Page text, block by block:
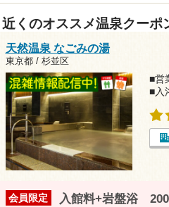
近くのオススメ温泉クーポ
天然温泉 なごみの湯
東京都 / 杉並区
■営
■入
会員限定 入館料+岩盤浴 200